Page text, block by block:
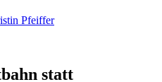
Pfeiffer
statt